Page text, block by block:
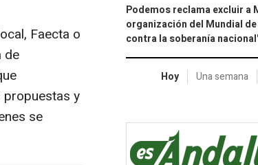
Faecta o
de
propuestas y
se
Podemos reclama excluir a
organización del Mundial
contra la soberanía
Hoy Una semana